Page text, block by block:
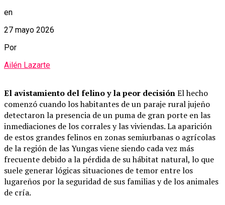
en
27 mayo 2026
Por
Ailén Lazarte
El avistamiento del felino y la peor decisiónEl hecho
comenzó cuando los habitantes de un paraje rural jujeño
detectaron la presencia de un puma de gran porte en las
inmediaciones de los corrales y las viviendas. La aparición
de estos grandes felinos en zonas semiurbanas o agrícolas
de la región de las Yungas viene siendo cada vez más
frecuente debido a la pérdida de su hábitat natural, lo que
suele generar lógicas situaciones de temor entre los
lugareños por la seguridad de sus familias y de los animales
de cría.